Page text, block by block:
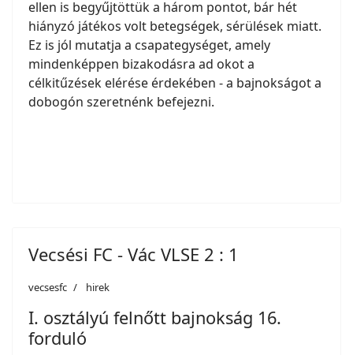
ellen is begyűjtöttük a három pontot, bár hét
hiányzó játékos volt betegségek, sérülések miatt.
Ez is jól mutatja a csapategységet, amely
mindenképpen bizakodásra ad okot a
célkitűzések elérése érdekében - a bajnokságot a
dobogón szeretnénk befejezni.
Vecsési FC - Vác VLSE 2 : 1
vecsesfc hirek
I. osztályú felnőtt bajnokság 16.
forduló